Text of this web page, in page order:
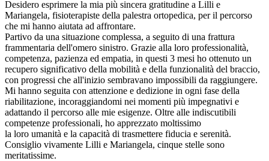
Desidero esprimere la mia più sincera gratitudine a Lilli e
Mariangela, fisioterapiste della palestra ortopedica, per il percorso
che mi hanno aiutata ad affrontare.
Partivo da una situazione complessa, a seguito di una frattura
frammentaria dell'omero sinistro. Grazie alla loro professionalità,
competenza, pazienza ed empatia, in questi 3 mesi ho ottenuto un
recupero significativo della mobilità e della funzionalità del braccio,
con progressi che all'inizio sembravano impossibili da raggiungere.
Mi hanno seguita con attenzione e dedizione in ogni fase della
riabilitazione, incoraggiandomi nei momenti più impegnativi e
adattando il percorso alle mie esigenze. Oltre alle indiscutibili
competenze professionali, ho apprezzato moltissimo
la loro umanità e la capacità di trasmettere fiducia e serenità.
Consiglio vivamente Lilli e Mariangela, cinque stelle sono
meritatissime.